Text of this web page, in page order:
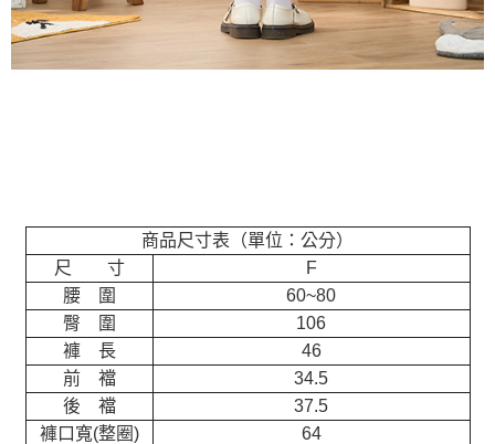
商品尺寸表（單位：公分）
尺 寸
F
腰 圍
60~80
臀 圍
106
褲 長
46
前 襠
34.5
後 襠
37.5
褲口寬(整圈)
64